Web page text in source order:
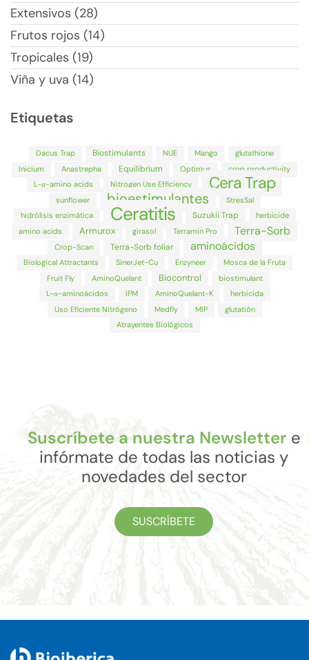
Extensivos (28)
Frutos rojos (14)
Tropicales (19)
Viña y uva (14)
Etiquetas
Dacus Trap Biostimulants NUE Mango
glutathione
Inicium
Anastrepha Equilibrium Optimus
crop productivity
L-α-amino acids
Nitrogen Use Efficiency Cera Trap
sunflower bioestimulantes
StresSal
hidrólisis enzimática
Ceratitis Suzukii Trap
herbicide
amino acids
Armurox girasol Terramin Pro Terra-Sorb
Crop-Scan Terra-Sorb foliar aminoácidos
Biological Attractants SinerJet-Cu Enzyneer
Mosca de la Fruta
Fruit Fly
AminoQuelant Biocontrol
biostimulant
L-α-aminoácidos
IPM AminoQuelant-K
herbicida
Uso Eficiente Nitrógeno
Medfly MIP
glutatión
Atrayentes Biológicos
Suscríbete a nuestra Newsletter e
infórmate de todas las noticias y
novedades del sector
SUSCRÍBETE